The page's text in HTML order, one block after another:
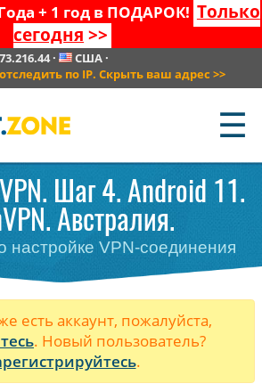
+ 1 год в ПОДАРОК! Только
сегодня >>
· США·
по IP. Скрыть ваш адрес >>
☰
Шаг 4. Android 11.
Австралия.
настройке VPN-соединения
есть аккаунт, пожалуйста,
. Новый пользователь?
.